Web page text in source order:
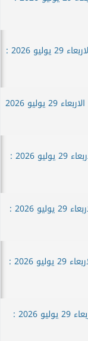
حظك اليوم برج الجوزاء الاربعاء 29 يوليو 2026 :
حظك اليوم برج السرطان الاربعاء 29 يوليو 2026
حظك اليوم برج الاسد الاربعاء 29 يوليو 2026 :
حظك اليوم برج الحمل الاربعاء 29 يوليو 2026 :
حظك اليوم برج الحوت الاربعاء 29 يوليو 2026 :
حظك اليوم برج الدلو الاربعاء 29 يوليو 2026 :